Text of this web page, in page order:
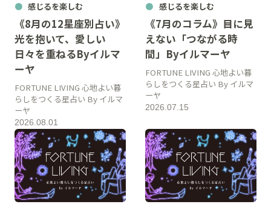
感じるを楽しむ
《8月の12星座別占い》
光を抱いて、愛しい
日々を重ねるByイルマ
ーヤ
2026.08.01
FORTUNE LIVING 心地よい暮
らしをつくる星占い By イルマ
ーヤ
感じるを楽しむ
《7月のコラム》目に見
えない「つながる時
間」Byイルマーヤ
2026.07.15
FORTUNE LIVING 心地よい暮
らしをつくる星占い By イルマ
ーヤ